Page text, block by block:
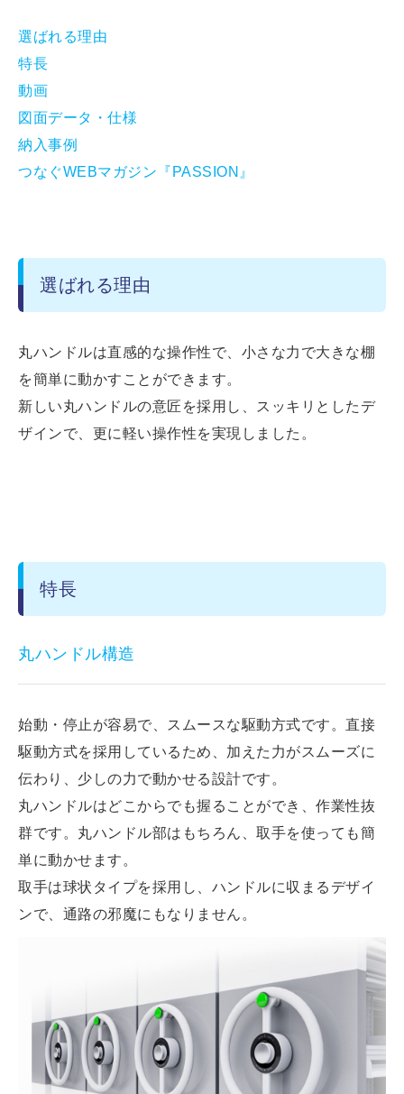
選ばれる理由
特長
動画
図面データ・仕様
納入事例
つなぐWEBマガジン『PASSION』
選ばれる理由
丸ハンドルは直感的な操作性で、小さな力で大きな棚
を簡単に動かすことができます。
新しい丸ハンドルの意匠を採用し、スッキリとしたデ
ザインで、更に軽い操作性を実現しました。
特長
丸ハンドル構造
始動・停止が容易で、スムースな駆動方式です。直接
駆動方式を採用しているため、加えた力がスムーズに
伝わり、少しの力で動かせる設計です。
丸ハンドルはどこからでも握ることができ、作業性抜
群です。丸ハンドル部はもちろん、取手を使っても簡
単に動かせます。
取手は球状タイプを採用し、ハンドルに収まるデザイ
ンで、通路の邪魔にもなりません。